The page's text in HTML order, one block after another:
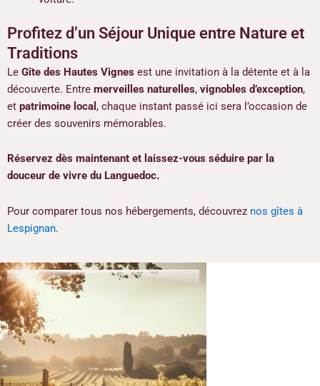
Profitez d’un Séjour Unique entre Nature et
Traditions
Le Gîte des Hautes Vignes est une invitation à la détente et à la
découverte. Entre merveilles naturelles, vignobles d’exception,
et patrimoine local , chaque instant passé ici sera l’occasion de
créer des souvenirs mémorables.
Réservez dès maintenant et laissez-vous séduire par la
douceur de vivre du Languedoc.
Pour comparer tous nos hébergements, découvrez nos gîtes à
Lespignan.